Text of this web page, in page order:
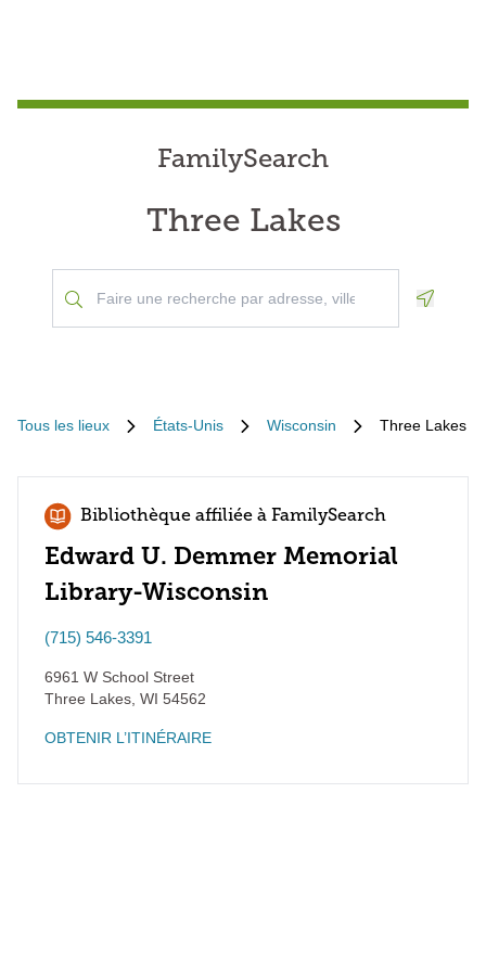
FamilySearch
Three Lakes
Tous les lieux États-Unis Wisconsin Three Lakes
Bibliothèque affiliée à FamilySearch
Edward U. Demmer Memorial
Library-Wisconsin
(715) 546-3391
6961 W School Street
Three Lakes WI 54562
OBTENIR L’ITINÉRAIRE